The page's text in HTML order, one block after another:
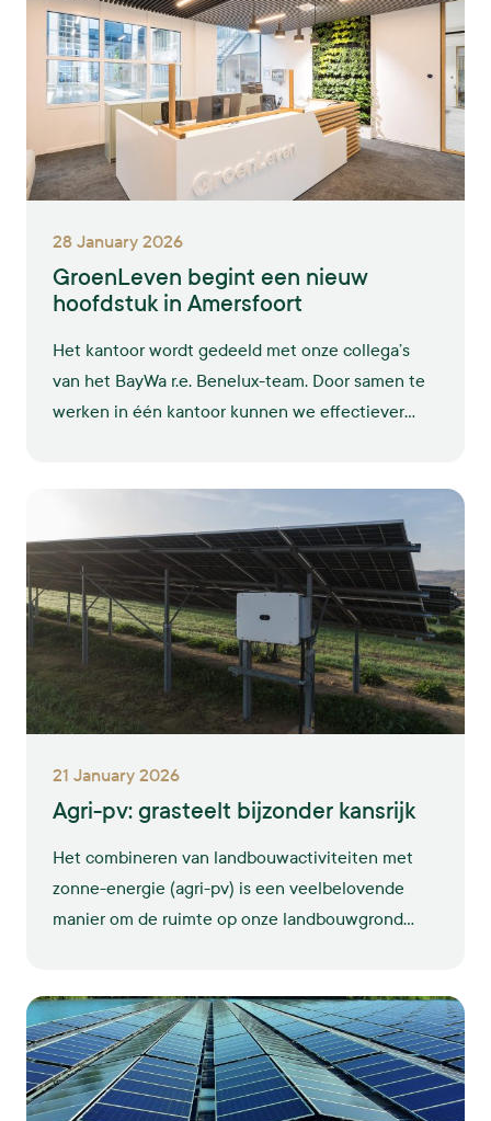
28 January 2026
GroenLeven begint een nieuw
hoofdstuk in Amersfoort
Het kantoor wordt gedeeld met onze collega’s
van het BayWa r.e. Benelux-team. Door samen te
werken in één kantoor kunnen we effectiever
om verder te groeien waarmaken.
21 January 2026
Agri-pv: grasteelt bijzonder kansrijk
Het combineren van landbouwactiviteiten met
zonne-energie (agri-pv) is een veelbelovende
manier om de ruimte op onze landbouwgrond
al ervaring opgedaan met projecten met fruitteelt
onder zonne-installaties, maar het potentieel
reikt verder, vooral als we leren van succesvolle
internationale cases.